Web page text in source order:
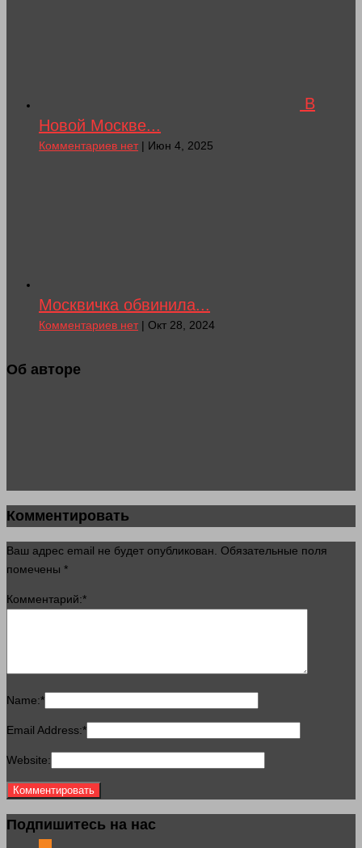
В
Новой Москве...
Комментариев нет| Июн 4, 2025
Москвичка обвинила...
Комментариев нет| Окт 28, 2024
Об авторе
Комментировать
Ваш адрес email не будет опубликован. Обязательные поля
помечены *
Комментарий:*
Name:*
Email Address:*
Website:
Подпишитесь на нас